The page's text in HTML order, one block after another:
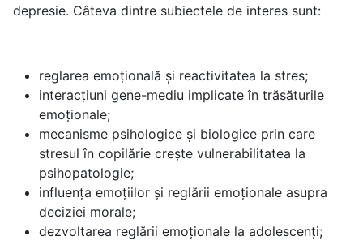
depresie. Câteva dintre subiectele de interes sunt:
reglarea emoțională și reactivitatea la stres;
interacțiuni gene-mediu implicate în trăsăturile
emoționale;
mecanisme psihologice și biologice prin care
stresul în copilărie crește vulnerabilitatea la
psihopatologie;
influența emoțiilor și reglării emoționale asupra
deciziei morale;
dezvoltarea reglării emoționale la adolescenți;